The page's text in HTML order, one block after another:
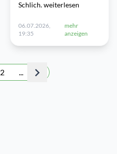
Schlich. weiterlesen
06.07.2026,
19:35
mehr
anzeigen
2 ...